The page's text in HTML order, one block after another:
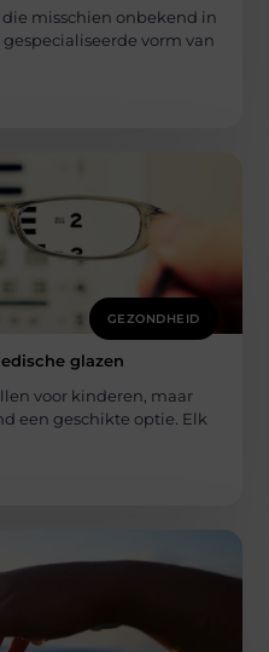
misschien onbekend in
vorm van
GEZONDHEID
glazen
voor kinderen, maar
een geschikte optie. Elk